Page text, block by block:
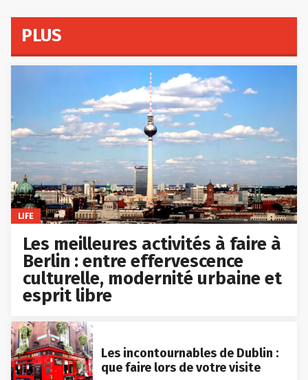
PLUS
LIFE
Les meilleures activités à faire à
Berlin : entre effervescence
culturelle, modernité urbaine et
esprit libre
Les incontournables de Dublin :
que faire lors de votre visite